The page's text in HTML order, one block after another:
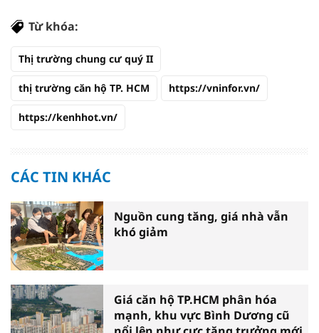
Từ khóa:
Thị trường chung cư quý II
thị trường căn hộ TP. HCM https://vninfor.vn/
https://kenhhot.vn/
CÁC TIN KHÁC
Nguồn cung tăng, giá nhà vẫn
khó giảm
Giá căn hộ TP.HCM phân hóa
mạnh, khu vực Bình Dương cũ